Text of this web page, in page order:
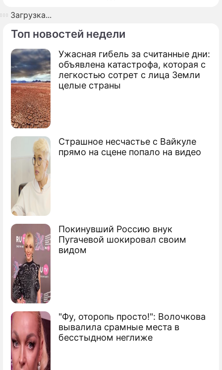
Топ новостей недели
Ужасная гибель за считанные дни:
объявлена катастрофа, которая с
легкостью сотрет с лица Земли
целые страны
Страшное несчастье с Вайкуле
прямо на сцене попало на видео
Покинувший Россию внук
Пугачевой шокировал своим
видом
"Фу, оторопь просто!": Волочкова
вывалила срамные места в
бесстыдном неглиже
Загрузка...